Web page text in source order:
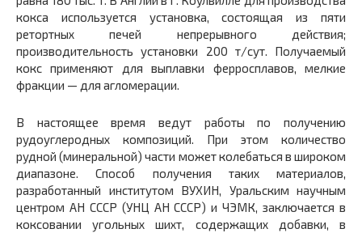
кокса используется установка, состоящая из пяти
ретортных печей непрерывного действия;
производительность установки 200 т/сут. Получаемый
кокс применяют для выплавки ферросплавов, мелкие
фракции — для агломерации.
В настоящее время ведут работы по получению
рудоуглеродных композиций. При этом количество
рудной (минеральной) части может колебаться в широком
диапазоне. Способ получения таких материалов,
разработанный институтом ВУХИН, Уральским научным
центром АН СССР (УНЦ АН СССР) и ЧЭМК, заключается в
коксовании угольных шихт, содержащих добавки, в